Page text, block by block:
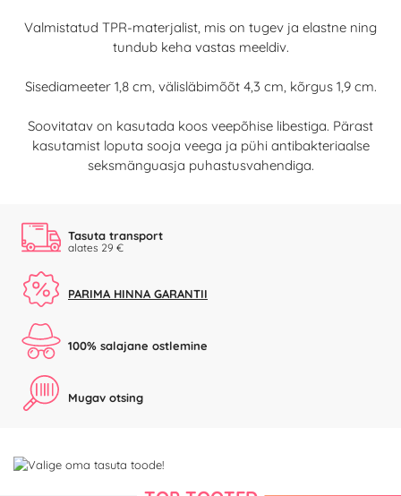
Valmistatud TPR-materjalist, mis on tugev ja elastne ning
tundub keha vastas meeldiv.
Sisediameeter 1,8 cm, välisläbimõõt 4,3 cm, kõrgus 1,9 cm.
Soovitatav on kasutada koos veepõhise libestiga. Pärast
kasutamist loputa sooja veega ja pühi antibakteriaalse
seksmänguasja puhastusvahendiga.
Tasuta transport
alates 29 €
PARIMA HINNA GARANTII
100% salajane ostlemine
Mugav otsing